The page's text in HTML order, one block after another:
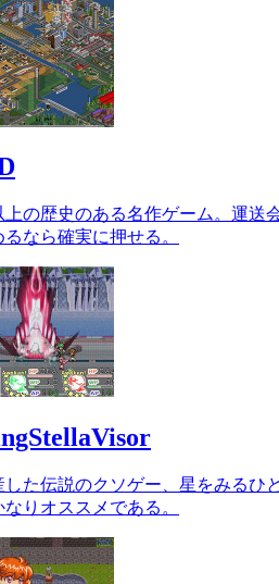
上の歴史のある名作ゲーム。運
なら確実に押せる。
た伝説のクソゲー、星をみるひ
りオススメである。